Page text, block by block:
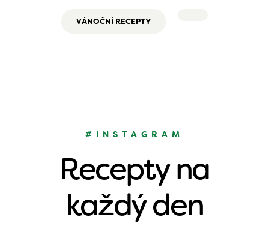
VÁNOČNÍ RECEPTY
#INSTAGRAM
Recepty na
každý den